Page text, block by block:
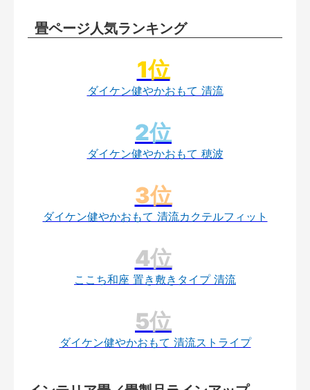
畳ページ人気ランキング
ダイケン健やかおもて 清流
ダイケン健やかおもて 穂波
ダイケン健やかおもて 清流カクテルフィット
ここち和座 置き敷きタイプ 清流
ダイケン健やかおもて 清流ストライプ